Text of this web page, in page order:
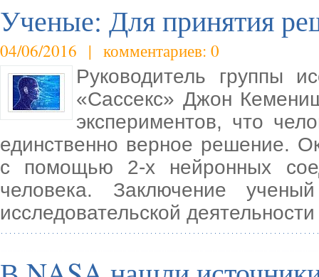
Ученые: Для принятия
04/06/2016 | комментариев: 0
Руководитель группы
«Сассекс» Джон
экспериментов, что
единственно верное решение.
с помощью 2-х нейронных
человека. Заключение
исследовательской